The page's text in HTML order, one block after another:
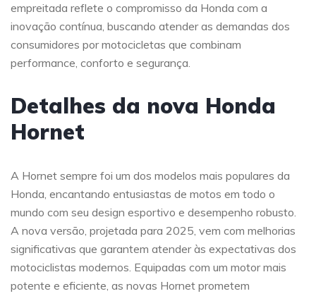
empreitada reflete o compromisso da Honda com a
inovação contínua, buscando atender as demandas dos
consumidores por motocicletas que combinam
performance, conforto e segurança.
Detalhes da nova Honda
Hornet
A Hornet sempre foi um dos modelos mais populares da
Honda, encantando entusiastas de motos em todo o
mundo com seu design esportivo e desempenho robusto.
A nova versão, projetada para 2025, vem com melhorias
significativas que garantem atender às expectativas dos
motociclistas modernos. Equipadas com um motor mais
potente e eficiente, as novas Hornet prometem